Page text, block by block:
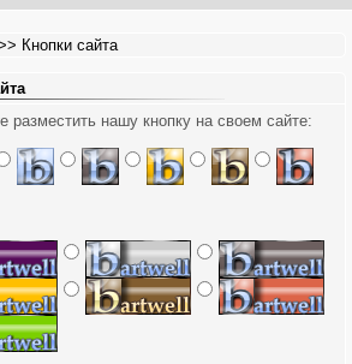
Кнопки сайта
разместить нашу кнопку на своем сайте: